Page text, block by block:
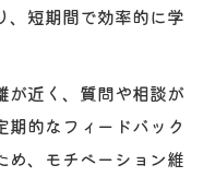
、短期間で効率的に学
が近く、質問や相談が
期的なフィードバック
め、モチベーション維